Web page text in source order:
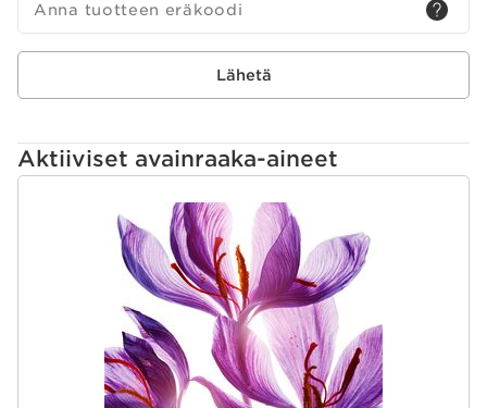
Anna tuotteen eräkoodi
Lähetä
Aktiiviset avainraaka-aineet
SIIRRY SISÄLTÖÖN